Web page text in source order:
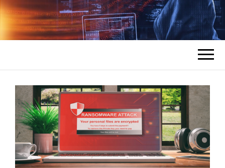
COMMENT UN
HACKER
PIRATE DES
COMPTES ?
L'expert en récupération de mots de
passe des comptes